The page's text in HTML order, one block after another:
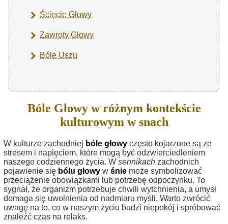
Ścięcie Głowy
Zawroty Głowy
Bóle Uszu
Bóle Głowy w różnym kontekście
kulturowym w snach
W kulturze zachodniej bóle głowy często kojarzone są ze
stresem i napięciem, które mogą być odzwierciedleniem
naszego codziennego życia. W sennikach zachodnich
pojawienie się bólu głowy w śnie może symbolizować
przeciążenie obowiązkami lub potrzebę odpoczynku. To
sygnał, że organizm potrzebuje chwili wytchnienia, a umysł
domaga się uwolnienia od nadmiaru myśli. Warto zwrócić
uwagę na to, co w naszym życiu budzi niepokój i spróbować
znaleźć czas na relaks.